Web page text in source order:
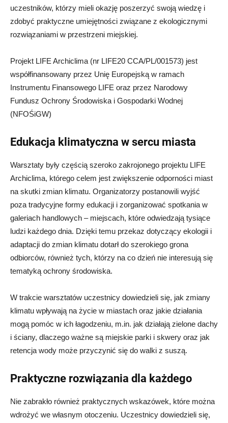
uczestników, którzy mieli okazję poszerzyć swoją wiedzę i
zdobyć praktyczne umiejętności związane z ekologicznymi
rozwiązaniami w przestrzeni miejskiej.
Projekt LIFE Archiclima (nr LIFE20 CCA/PL/001573) jest
współfinansowany przez Unię Europejską w ramach
Instrumentu Finansowego LIFE oraz przez Narodowy
Fundusz Ochrony Środowiska i Gospodarki Wodnej
(NFOŚiGW)
Edukacja klimatyczna w sercu miasta
Warsztaty były częścią szeroko zakrojonego projektu LIFE
Archiclima, którego celem jest zwiększenie odporności miast
na skutki zmian klimatu. Organizatorzy postanowili wyjść
poza tradycyjne formy edukacji i zorganizować spotkania w
galeriach handlowych – miejscach, które odwiedzają tysiące
ludzi każdego dnia. Dzięki temu przekaz dotyczący ekologii i
adaptacji do zmian klimatu dotarł do szerokiego grona
odbiorców, również tych, którzy na co dzień nie interesują się
tematyką ochrony środowiska.
W trakcie warsztatów uczestnicy dowiedzieli się, jak zmiany
klimatu wpływają na życie w miastach oraz jakie działania
mogą pomóc w ich łagodzeniu, m.in. jak działają zielone dachy
i ściany, dlaczego ważne są miejskie parki i skwery oraz jak
retencja wody może przyczynić się do walki z suszą.
Praktyczne rozwiązania dla każdego
Nie zabrakło również praktycznych wskazówek, które można
wdrożyć we własnym otoczeniu. Uczestnicy dowiedzieli się,